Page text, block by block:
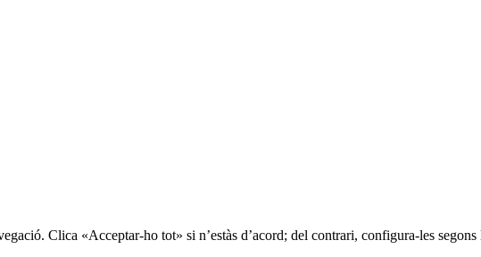
Clica «Acceptar-ho tot» si n’estàs d’acord; del contrari, configura-les segons